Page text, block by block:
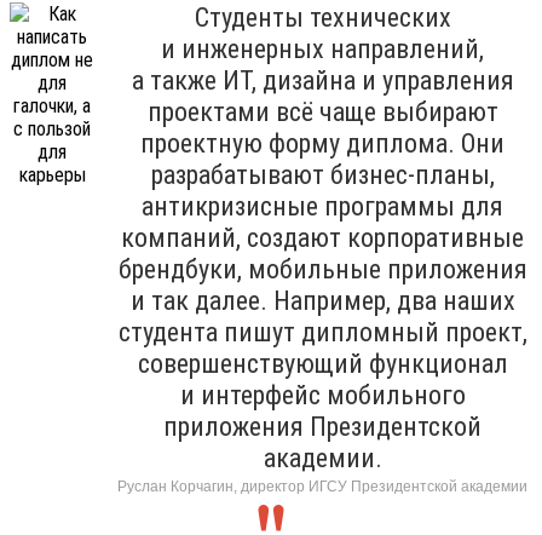
Студенты технических
и инженерных направлений,
а также ИТ, дизайна и управления
проектами всё чаще выбирают
проектную форму диплома. Они
разрабатывают бизнес-планы,
антикризисные программы для
компаний, создают корпоративные
брендбуки, мобильные приложения
и так далее. Например, два наших
студента пишут дипломный проект,
совершенствующий функционал
и интерфейс мобильного
приложения Президентской
академии.
Руслан Корчагин, директор ИГСУ Президентской академии